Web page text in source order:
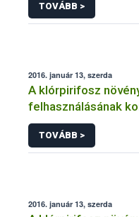
TOVÁBB >
2016. január 13, szerda
A klórpirifosz
felhasználásának
TOVÁBB >
2016. január 13, szerda